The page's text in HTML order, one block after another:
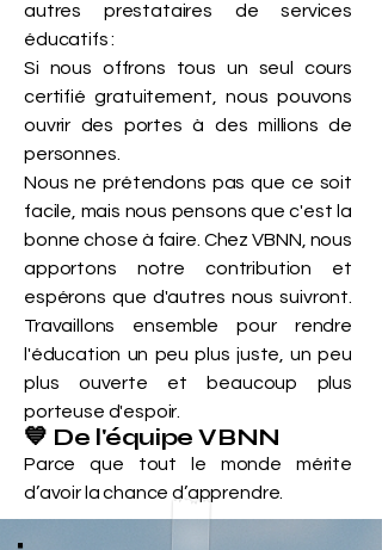
autres prestataires de services
éducatifs :
Si nous offrons tous un seul cours
certifié gratuitement, nous pouvons
ouvrir des portes à des millions de
personnes.
Nous ne prétendons pas que ce soit
facile, mais nous pensons que c'est la
bonne chose à faire. Chez VBNN, nous
apportons notre contribution et
espérons que d'autres nous suivront.
Travaillons ensemble pour rendre
l'éducation un peu plus juste, un peu
plus ouverte et beaucoup plus
porteuse d'espoir.
💙 De l'équipe VBNN
Parce que tout le monde mérite
d’avoir la chance d’apprendre.